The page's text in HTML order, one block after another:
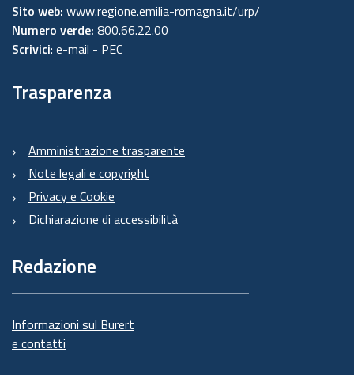
Sito web: www.regione.emilia-romagna.it/urp/
Numero verde: 800.66.22.00
Scrivici: e-mail - PEC
Trasparenza
Amministrazione trasparente
Note legali e copyright
Privacy e Cookie
Dichiarazione di accessibilità
Redazione
Informazioni sul Burert
e contatti